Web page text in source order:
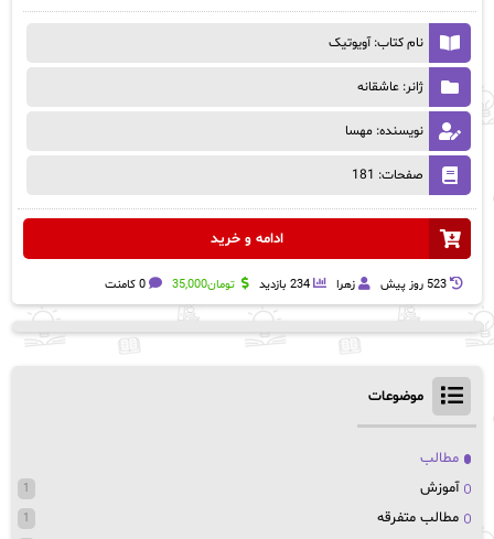
نام کتاب: آویوتیک
ژانر: عاشقانه
نویسنده: مهسا
صفحات: 181
ادامه و خرید
523 روز پيش زهرا 234 بازدید تومان35,000 0 کامنت
موضوعات
مطالب
آموزش
1
مطالب متفرقه 1